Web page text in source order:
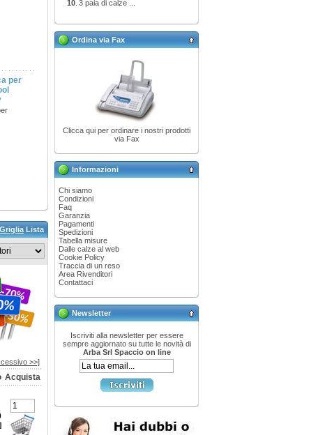
per
Griglia Lista
>>]
Acquista
10 3 paia di calze ...
Ordina via Fax
Clicca qui per ordinare i nostri prodotti
via Fax
Informazioni
Chi siamo
Condizioni
Faq
Garanzia
Pagamenti
Spedizioni
Tabella misure
Dalle calze al web
Cookie Policy
Traccia di un reso
Area Rivenditori
Contattaci
Newsletter
Iscriviti alla newsletter per essere
sempre aggiornato su tutte le novità di
Arba Srl Spaccio on line